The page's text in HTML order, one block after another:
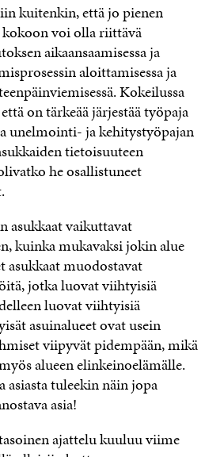
kuitenkin, että jo pienen
voi olla riittävä
aikaansaamisessa ja
aloittamisessa ja
Kokeilussa
on tärkeää järjestää työpaja
unelmointi- ja kehitystyöpajan
tietoisuuteen
he osallistuneet
asukkaat vaikuttavat
kuinka mukavaksi jokin alue
asukkaat muodostavat
jotka luovat viihtyisiä
luovat viihtyisiä
asuinalueet ovat usein
viipyvät pidempään, mikä
alueen elinkeinoelämälle.
asiasta tuleekin näin jopa
asia!
ajattelu kuuluu viime